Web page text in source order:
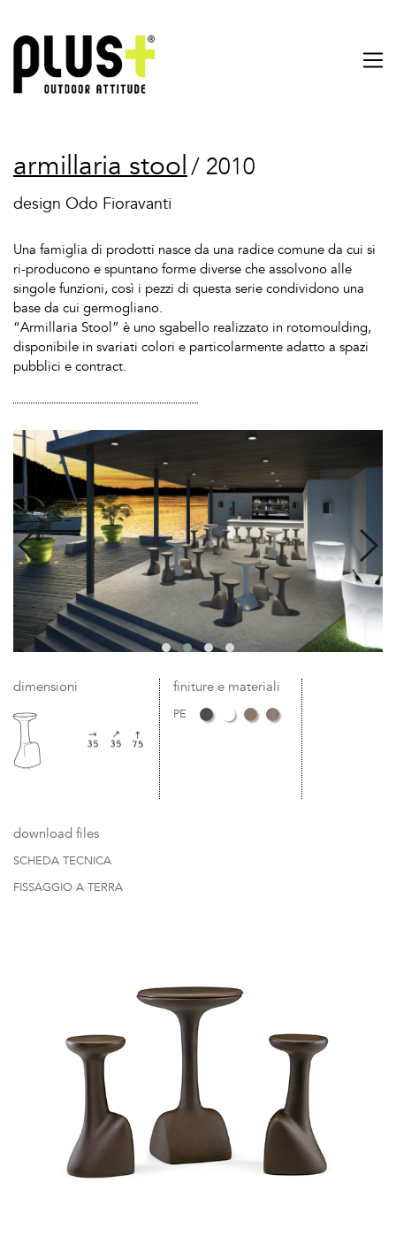
dimensioni finiture e materiali
PE
download files
SCHEDA TECNICA
FISSAGGIO A TERRA
armillaria stool/ 2010
design Odo Fioravanti
Una famiglia di prodotti nasce da una radice comune da cui si
ri-producono e spuntano forme diverse che assolvono alle
singole funzioni, così i pezzi di questa serie condividono una
base da cui germogliano.
“Armillaria Stool” è uno sgabello realizzato in rotomoulding,
disponibile in svariati colori e particolarmente adatto a spazi
pubblici e contract.